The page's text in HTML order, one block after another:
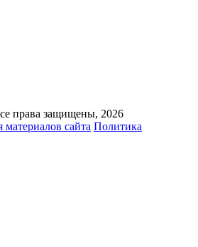
права защищены, 2026
сайта Политика